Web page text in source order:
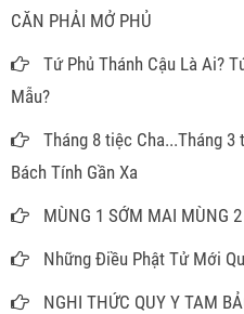
CĂN PHẢI MỞ PHỦ
Tứ Phủ Thánh Cậu Là Ai?
Mẫu?
Tháng 8 tiệc Cha...Tháng
Bách Tính Gần Xa
MÙNG 1 SỚM MAI MÙNG
Những Điều Phật Tử Mới
NGHI THỨC QUY Y TAM